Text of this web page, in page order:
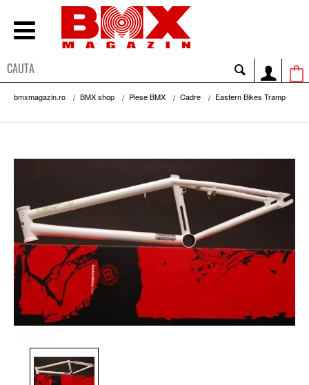
bmxmagazin.ro BMX shop Piese BMX Cadre Eastern Bikes Tramp